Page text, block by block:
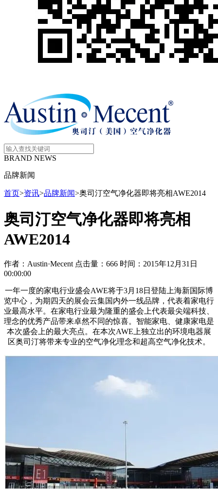
BRAND NEWS
品牌新闻
首页>资讯>品牌新闻>奥司汀空气净化器即将亮相AWE2014
奥司汀空气净化器即将亮相
AWE2014
作者：Austin·Mecent 点击量：666 时间：2015年12月31日
00:00:00
一年一度的家电行业盛会AWE将于3月18日登陆上海新国际博
览中心，为期四天的展会云集国内外一线品牌，代表着家电行
业最高水平。在家电行业最为隆重的盛会上代表最尖端科技、
理念的优秀产品带来卓然不同的惊喜。智能家电、健康家电是
本次盛会上的最大亮点。在本次AWE上独立出的环境电器展
区奥司汀将带来专业的空气净化理念和超高空气净化技术。